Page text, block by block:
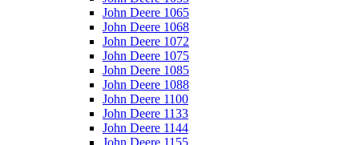
John Deere 1065
John Deere 1068
John Deere 1072
John Deere 1075
John Deere 1085
John Deere 1088
John Deere 1100
John Deere 1133
John Deere 1144
John Deere 1155